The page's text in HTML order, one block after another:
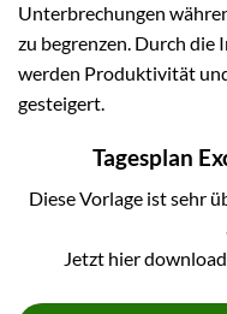
Unterbrechungen
zu begrenzen. Durch
werden Produktivität
gesteigert.
Tagesplan
Diese Vorlage ist sehr
Jetzt hier